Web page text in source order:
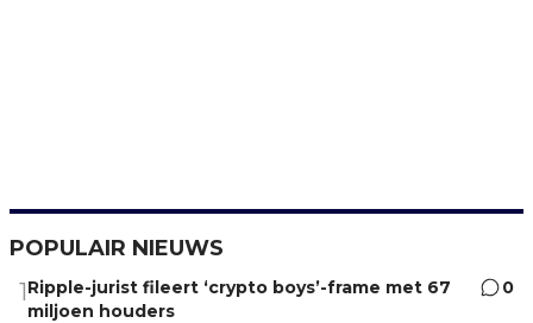
POPULAIR NIEUWS
1Ripple-jurist fileert ‘crypto boys’-frame met 67
miljoen houders
0